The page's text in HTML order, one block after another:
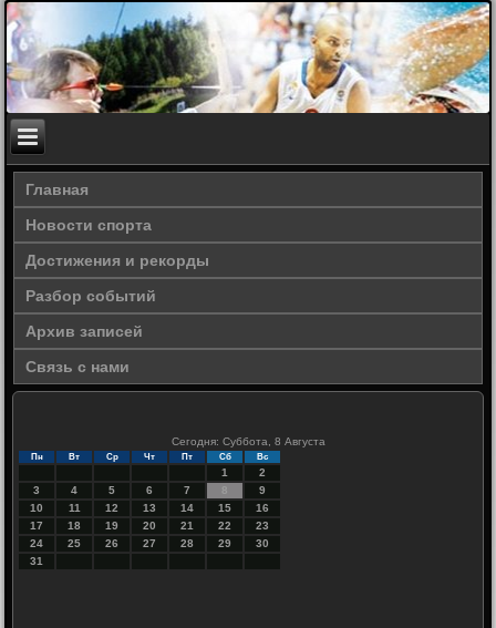
Главная
Новости спорта
Достижения и рекорды
Разбор событий
Архив записей
Связь с нами
Сегодня: Суббота, 8 Августа
Пн Вт Ср Чт Пт Сб Вс
1
2
3
4 5 6 7 8
9
10
11 12 13 14 15
16
17
18 19 20 21 22
23
24
25 26 27 28 29
30
31